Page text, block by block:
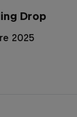
Drop
2025